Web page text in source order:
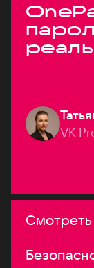
VK
Смотреть